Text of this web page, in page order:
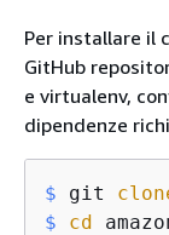
Per installare il
GitHub
e virtualenv,
dipendenze
$ git
$
cd